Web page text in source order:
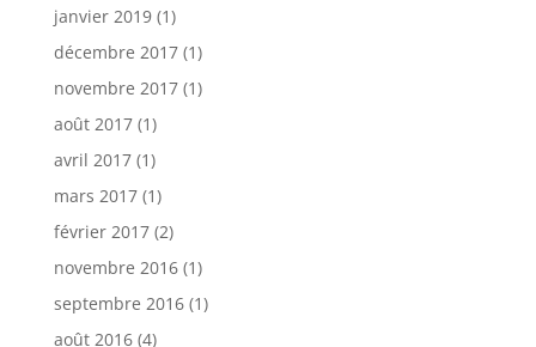
janvier 2019(1)
décembre 2017(1)
novembre 2017(1)
août 2017(1)
avril 2017(1)
mars 2017(1)
février 2017(2)
novembre 2016(1)
septembre 2016(1)
août 2016(4)